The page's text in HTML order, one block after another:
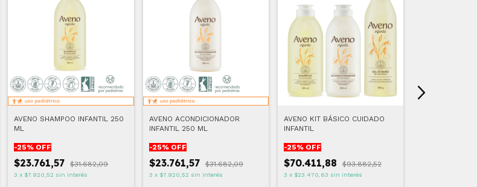
AVENO SHAMPOO INFANTIL 250
ML
-25% OFF
$23.761,57 $31.682,09
3 x $7.920,52 sin interés
AVENO ACONDICIONADOR
INFANTIL 250 ML
-25% OFF
$23.761,57 $31.682,09
3 x $7.920,52 sin interés
AVENO KIT BÁSICO CUIDADO
INFANTIL
-25% OFF
$70.411,88 $93.882,52
3 x $23.470,63 sin interés